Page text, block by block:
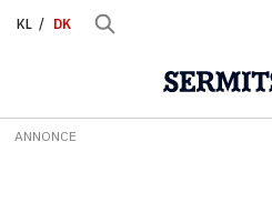
KL DK
ANNONCE